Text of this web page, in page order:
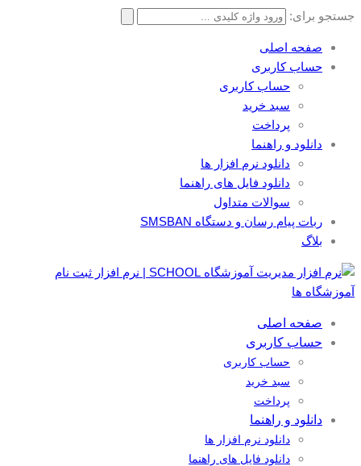
جستجو برای:
صفحه اصلی
حساب کاربری
حساب کاربری
سبد خرید
پرداخت
دانلود و راهنما
دانلود نرم افزار ها
دانلود فایل های راهنما
سوالات متداول
ربات پیام رسان و دستگاه SMSBAN
بلاگ
صفحه اصلی
حساب کاربری
حساب کاربری
سبد خرید
پرداخت
دانلود و راهنما
دانلود نرم افزار ها
دانلود فایل های راهنما